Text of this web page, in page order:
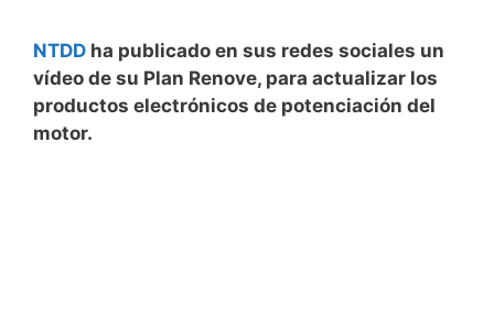
NTDD ha publicado en sus redes sociales un
vídeo de su Plan Renove, para actualizar los
productos electrónicos de potenciación del
motor.